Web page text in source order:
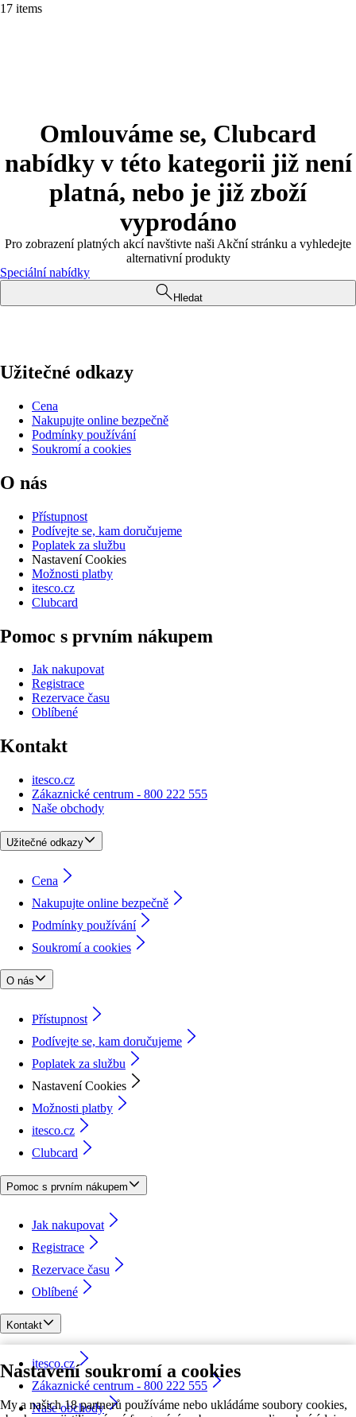
Nastavení soukromí a cookies
My a našich 18 partnerů používáme nebo ukládáme soubory cookies,
17 items
Omlouváme se, Clubcard
nabídky v této kategorii již není
platná, nebo je již zboží
vyprodáno
Pro zobrazení platných akcí navštivte naši Akční stránku a vyhledejte
alternativní produkty
Speciální nabídky
Hledat
Užitečné odkazy
Cena
Nakupujte online bezpečně
Podmínky používání
Soukromí a cookies
O nás
Přístupnost
Podívejte se, kam doručujeme
Poplatek za službu
Nastavení Cookies
Možnosti platby
itesco.cz
Clubcard
Pomoc s prvním nákupem
Jak nakupovat
Registrace
Rezervace času
Oblíbené
Kontakt
itesco.cz
Zákaznické centrum - 800 222 555
Naše obchody
Užitečné odkazy
Cena
Nakupujte online bezpečně
Podmínky používání
Soukromí a cookies
O nás
Přístupnost
Podívejte se, kam doručujeme
Poplatek za službu
Nastavení Cookies
Možnosti platby
itesco.cz
Clubcard
Pomoc s prvním nákupem
Jak nakupovat
Registrace
Rezervace času
Oblíbené
Kontakt
itesco.cz
Zákaznické centrum - 800 222 555
Naše obchody